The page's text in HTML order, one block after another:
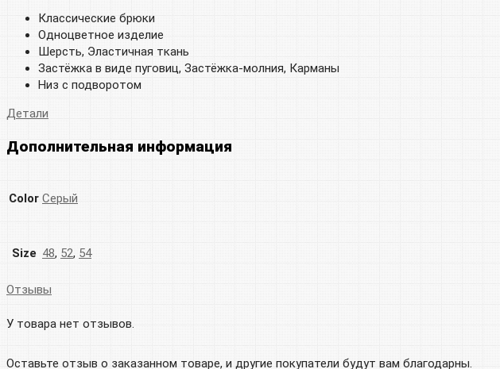
Классические брюки
Одноцветное изделие
Шерсть, Эластичная ткань
Застёжка в виде пуговиц, Застёжка-молния, Карманы
Низ с подворотом
Детали
Дополнительная информация
Color Серый
Size 48, 52, 54
Отзывы
У товара нет отзывов.
Оставьте отзыв о заказанном товаре, и другие покупатели будут вам благодарны.